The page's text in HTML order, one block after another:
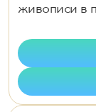
живописи в